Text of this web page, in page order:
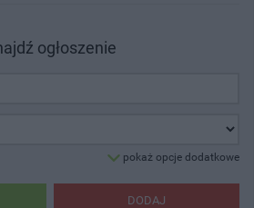
ogłoszenie
pokaż opcje dodatkowe
DODAJ